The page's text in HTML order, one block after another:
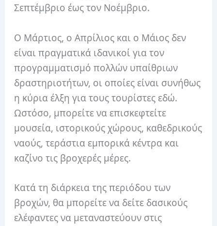
Σεπτέμβριο έως τον Νοέμβριο.
Ο Μάρτιος, ο Απρίλιος και ο Μάιος δεν
είναι πραγματικά ιδανικοί για τον
προγραμματισμό πολλών υπαίθριων
δραστηριοτήτων, οι οποίες είναι συνήθως
η κύρια έλξη για τους τουρίστες εδώ.
Ωστόσο, μπορείτε να επισκεφτείτε
μουσεία, ιστορικούς χώρους, καθεδρικούς
ναούς, τεράστια εμπορικά κέντρα και
καζίνο τις βροχερές μέρες.
Κατά τη διάρκεια της περιόδου των
βροχών, θα μπορείτε να δείτε δασικούς
ελέφαντες να μεταναστεύουν στις